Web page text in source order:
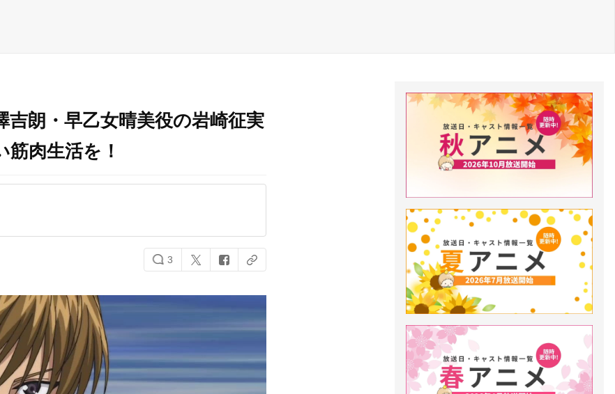
吉朗・早乙女晴美役の岩崎征実
肉生活を！
3